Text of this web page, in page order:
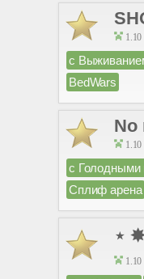
1.10
с
BedWars
No
1.10
с Голодными
Сплиф арена
⋆ ✸
1.10